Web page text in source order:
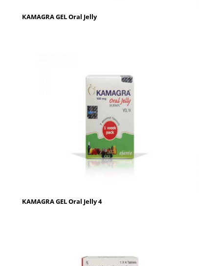
KAMAGRA GEL Oral Jelly
KAMAGRA GEL Oral Jelly 4